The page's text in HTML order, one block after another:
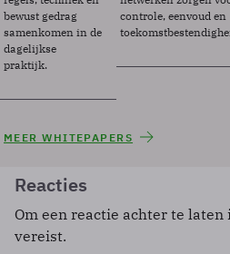
bewust gedrag
samenkomen in de
dagelijkse
praktijk.
controle, eenvoud en
MEER WHITEPAPERS
Reacties
Om een reactie achter te laten
vereist.